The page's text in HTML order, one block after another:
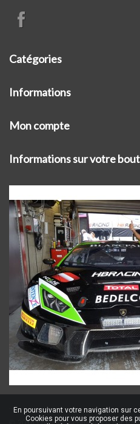
Catégories
Informations
Mon compte
Informations sur votre
En poursuivant votre navigation sur
Cookies pour vous proposer des